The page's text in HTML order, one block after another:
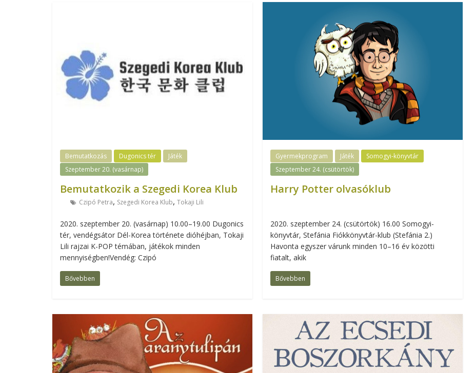
Bemutatkozás Dugonics tér
Játék
Szeptember 20. (vasárnap)
Bemutatkozik a Szegedi Korea Klub
Czipó Petra, Szegedi Korea Klub, Tokaji Lili
2020. szeptember 20. (vasárnap) 10.00–19.00 Dugonics
tér, vendégsátor Dél-Korea története dióhéjban, Tokaji
Lili rajzai K-POP témában, játékok minden
mennyiségben!Vendég: Czipó
Bővebben
Gyermekprogram Játék
Somogyi-könyvtár
Szeptember 24. (csütörtök)
Harry Potter olvasóklub
2020. szeptember 24. (csütörtök) 16.00 Somogyi-
könyvtár, Stefánia Fiókkönyvtár-klub (Stefánia 2.)
Havonta egyszer várunk minden 10–16 év közötti
fiatalt, akik
Bővebben